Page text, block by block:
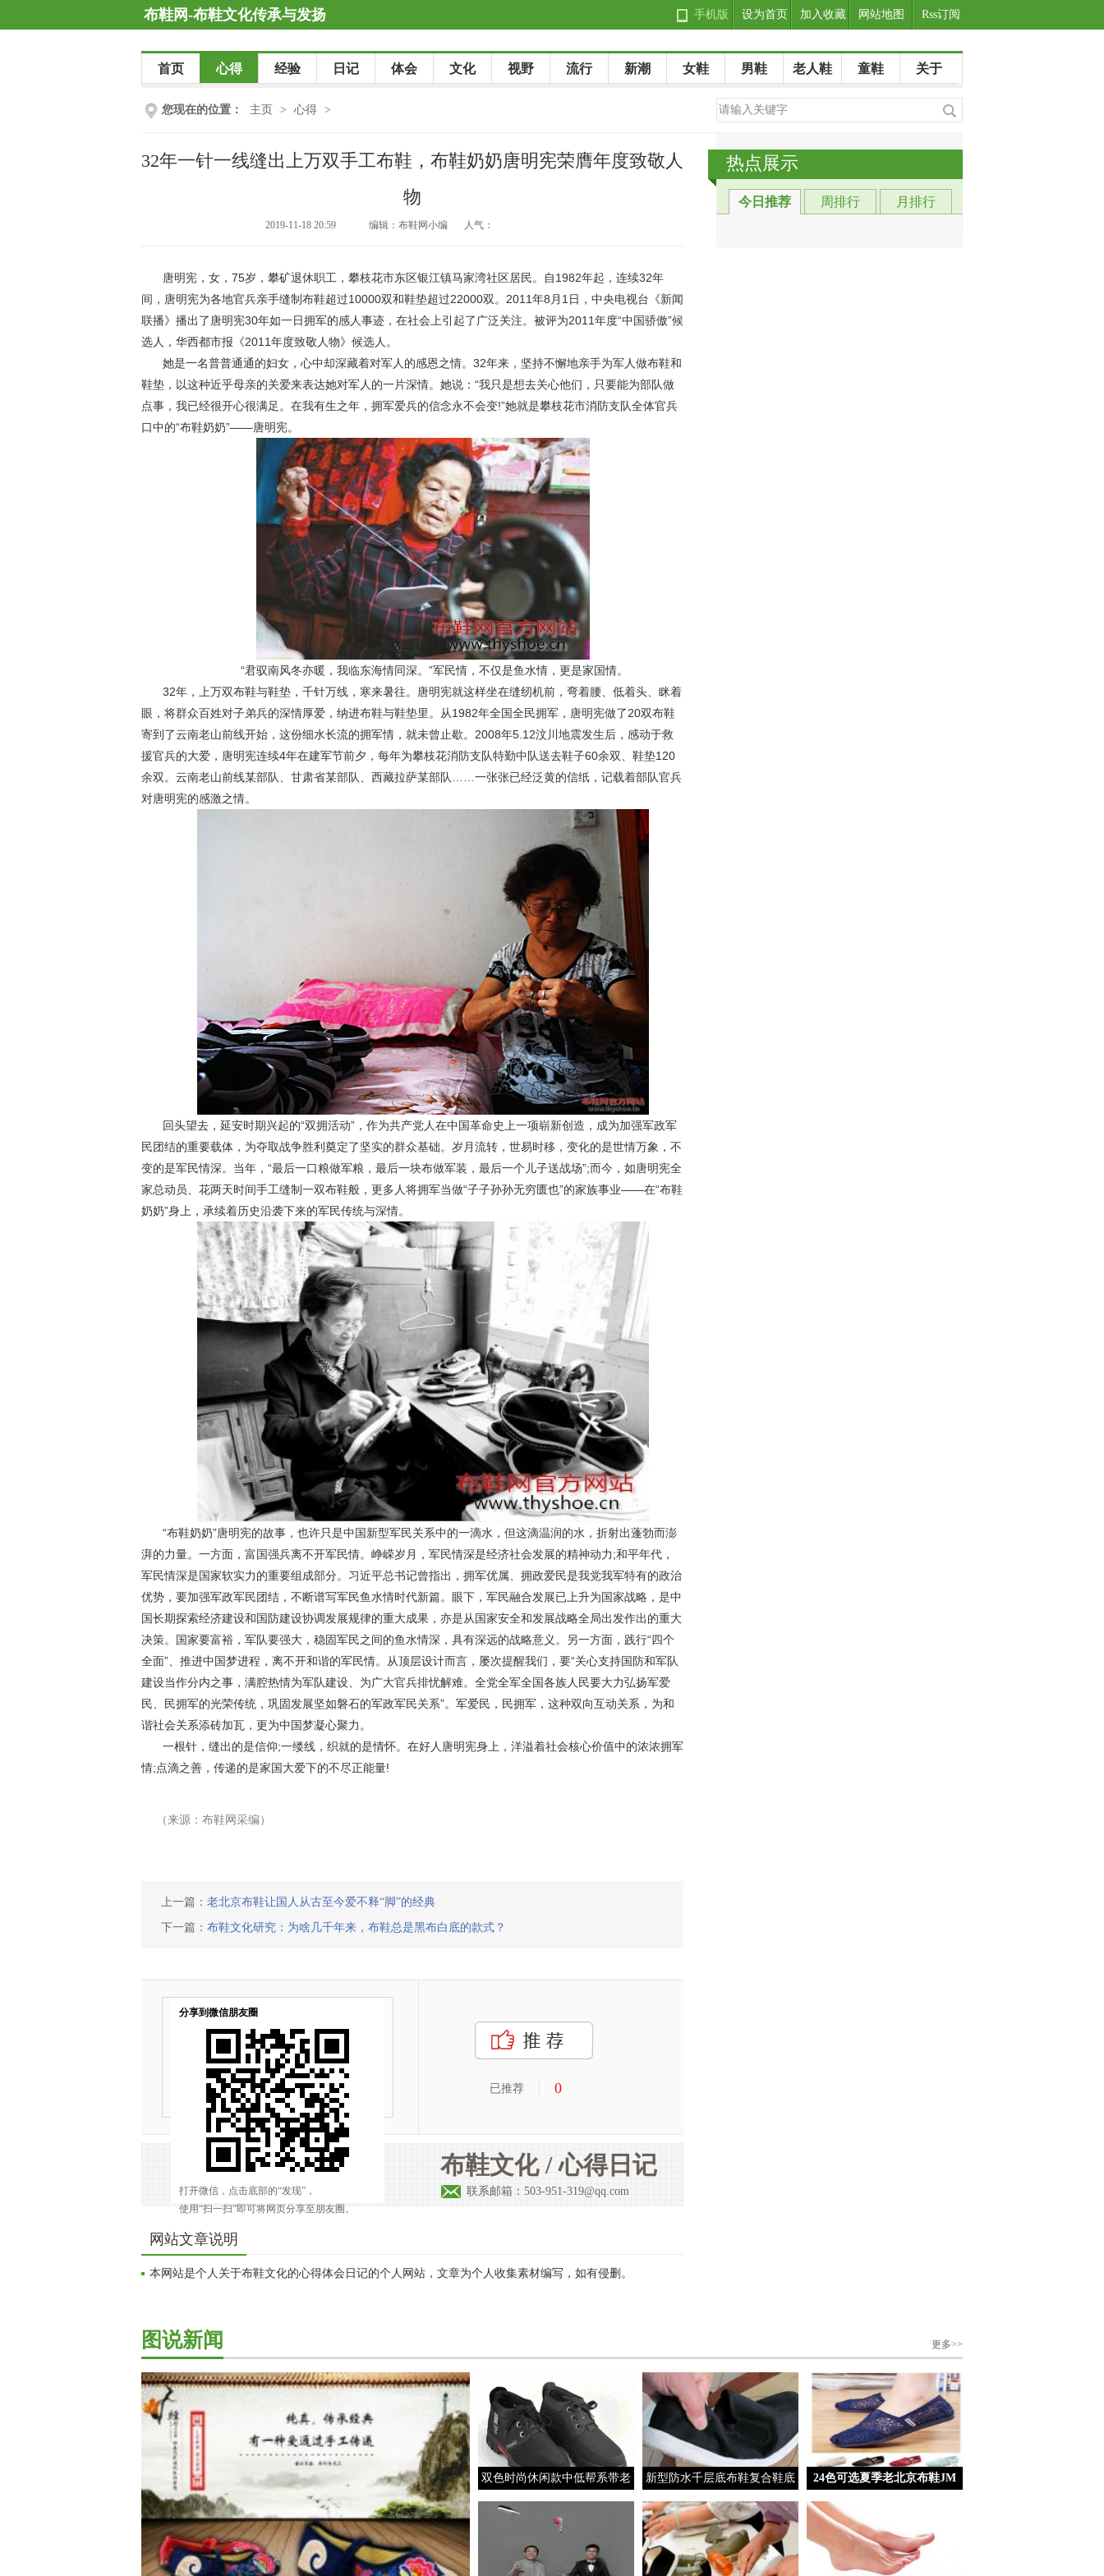
布鞋网-布鞋文化传承与发扬 Rss订阅
网站地图
加入收藏
设为首页
手机版
首页 心得 经验 日记 体会 文化 视野 流行 新潮 女鞋 男鞋 老人鞋 童鞋 关于
您现在的位置： 主页 > 心得 >
32年一针一线缝出上万双手工布鞋，布鞋奶奶唐明宪荣膺年度致敬人
物
2019-11-18 20:59 编辑：布鞋网小编 人气：
唐明宪，女，75岁，攀矿退休职工，攀枝花市东区银江镇马家湾社区居民。自1982年起，连续32年
间，唐明宪为各地官兵亲手缝制布鞋超过10000双和鞋垫超过22000双。2011年8月1日，中央电视台《新闻
联播》播出了唐明宪30年如一日拥军的感人事迹，在社会上引起了广泛关注。被评为2011年度“中国骄傲”候
选人，华西都市报《2011年度致敬人物》候选人。
她是一名普普通通的妇女，心中却深藏着对军人的感恩之情。32年来，坚持不懈地亲手为军人做布鞋和
鞋垫，以这种近乎母亲的关爱来表达她对军人的一片深情。她说：“我只是想去关心他们，只要能为部队做
点事，我已经很开心很满足。在我有生之年，拥军爱兵的信念永不会变!”她就是攀枝花市消防支队全体官兵
口中的“布鞋奶奶”——唐明宪。
“君驭南风冬亦暖，我临东海情同深。”军民情，不仅是鱼水情，更是家国情。
32年，上万双布鞋与鞋垫，千针万线，寒来暑往。唐明宪就这样坐在缝纫机前，弯着腰、低着头、眯着
眼，将群众百姓对子弟兵的深情厚爱，纳进布鞋与鞋垫里。从1982年全国全民拥军，唐明宪做了20双布鞋
寄到了云南老山前线开始，这份细水长流的拥军情，就未曾止歇。2008年5.12汶川地震发生后，感动于救
援官兵的大爱，唐明宪连续4年在建军节前夕，每年为攀枝花消防支队特勤中队送去鞋子60余双、鞋垫120
余双。云南老山前线某部队、甘肃省某部队、西藏拉萨某部队……一张张已经泛黄的信纸，记载着部队官兵
对唐明宪的感激之情。
回头望去，延安时期兴起的“双拥活动”，作为共产党人在中国革命史上一项崭新创造，成为加强军政军
民团结的重要载体，为夺取战争胜利奠定了坚实的群众基础。岁月流转，世易时移，变化的是世情万象，不
变的是军民情深。当年，“最后一口粮做军粮，最后一块布做军装，最后一个儿子送战场”;而今，如唐明宪全
家总动员、花两天时间手工缝制一双布鞋般，更多人将拥军当做“子子孙孙无穷匮也”的家族事业——在“布鞋
奶奶”身上，承续着历史沿袭下来的军民传统与深情。
“布鞋奶奶”唐明宪的故事，也许只是中国新型军民关系中的一滴水，但这滴温润的水，折射出蓬勃而澎
湃的力量。一方面，富国强兵离不开军民情。峥嵘岁月，军民情深是经济社会发展的精神动力;和平年代，
军民情深是国家软实力的重要组成部分。习近平总书记曾指出，拥军优属、拥政爱民是我党我军特有的政治
优势，要加强军政军民团结，不断谱写军民鱼水情时代新篇。眼下，军民融合发展已上升为国家战略，是中
国长期探索经济建设和国防建设协调发展规律的重大成果，亦是从国家安全和发展战略全局出发作出的重大
决策。国家要富裕，军队要强大，稳固军民之间的鱼水情深，具有深远的战略意义。另一方面，践行“四个
全面”、推进中国梦进程，离不开和谐的军民情。从顶层设计而言，屡次提醒我们，要“关心支持国防和军队
建设当作分内之事，满腔热情为军队建设、为广大官兵排忧解难。全党全军全国各族人民要大力弘扬军爱
民、民拥军的光荣传统，巩固发展坚如磐石的军政军民关系”。军爱民，民拥军，这种双向互动关系，为和
谐社会关系添砖加瓦，更为中国梦凝心聚力。
一根针，缝出的是信仰;一缕线，织就的是情怀。在好人唐明宪身上，洋溢着社会核心价值中的浓浓拥军
情;点滴之善，传递的是家国大爱下的不尽正能量!
（来源：布鞋网采编）
上一篇： 老北京布鞋让国人从古至今爱不释“脚”的经典
下一篇： 布鞋文化研究：为啥几千年来，布鞋总是黑布白底的款式？
已推荐 0
布鞋文化 / 心得日记
联系邮箱：503-951-319@qq.com
网站文章说明
本网站是个人关于布鞋文化的心得体会日记的个人网站，文章为个人收集素材编写，如有侵删。
热点展示
今日推荐 周排行 月排行
图说新闻 更多>>
双色时尚休闲款中低帮系带老
北京布鞋男式棉鞋
新型防水千层底布鞋复合鞋底
的制作方法详解
24色可选夏季老北京布鞋JM
女鞋一脚蹬懒人鞋女士帆布鞋
小白平底孕